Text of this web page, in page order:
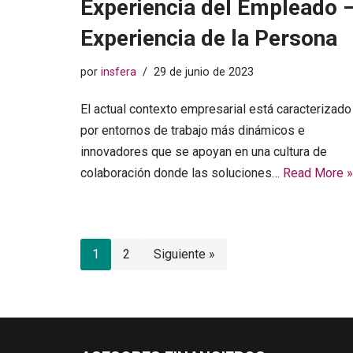
Experiencia del Empleado
Experiencia de la Persona
por insfera 29 de junio de 2023
El actual contexto empresarial está caracterizado
por entornos de trabajo más dinámicos e
innovadores que se apoyan en una cultura de
colaboración donde las soluciones… Read More »
1 2 Siguiente »